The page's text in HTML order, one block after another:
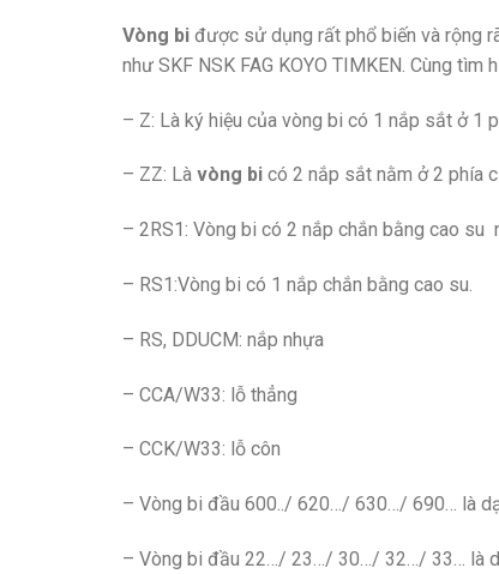
Vòng bi được sử dụng rất phổ biến và rộng
như SKF NSK FAG KOYO TIMKEN. Cùng tìm
– Z: Là ký hiệu của vòng bi có 1 nắp sắt ở 1
– ZZ: Là vòng bi có 2 nắp sắt nằm ở 2 phía
– 2RS1: Vòng bi có 2 nắp chắn bằng cao su
– RS1:Vòng bi có 1 nắp chắn bằng cao su.
– RS, DDUCM: nắp nhựa
– CCA/W33: lỗ thẳng
– CCK/W33: lỗ côn
– Vòng bi đầu 600../ 620…/ 630…/ 690… là
– Vòng bi đầu 22…/ 23…/ 30…/ 32…/ 33… là